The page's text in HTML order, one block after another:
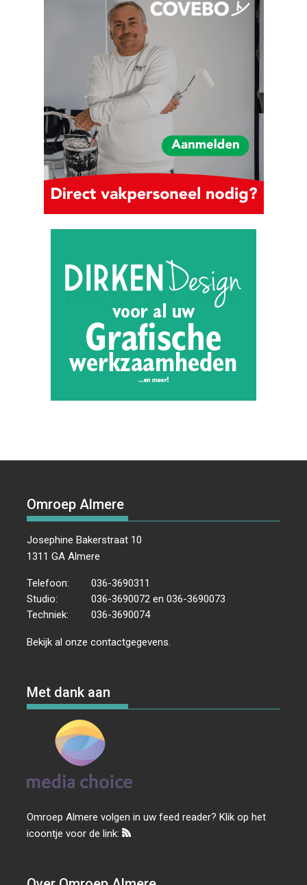
Omroep Almere
Josephine Bakerstraat 10
1311 GA Almere
Telefoon:
036-3690311
Studio:
036-3690072 en 036-3690073
Techniek:
036-3690074
Bekijk al onzecontactgegevens
Met dank aan
Omroep Almere volgen in uw feed reader? Klik op het
icoontje voor de link: